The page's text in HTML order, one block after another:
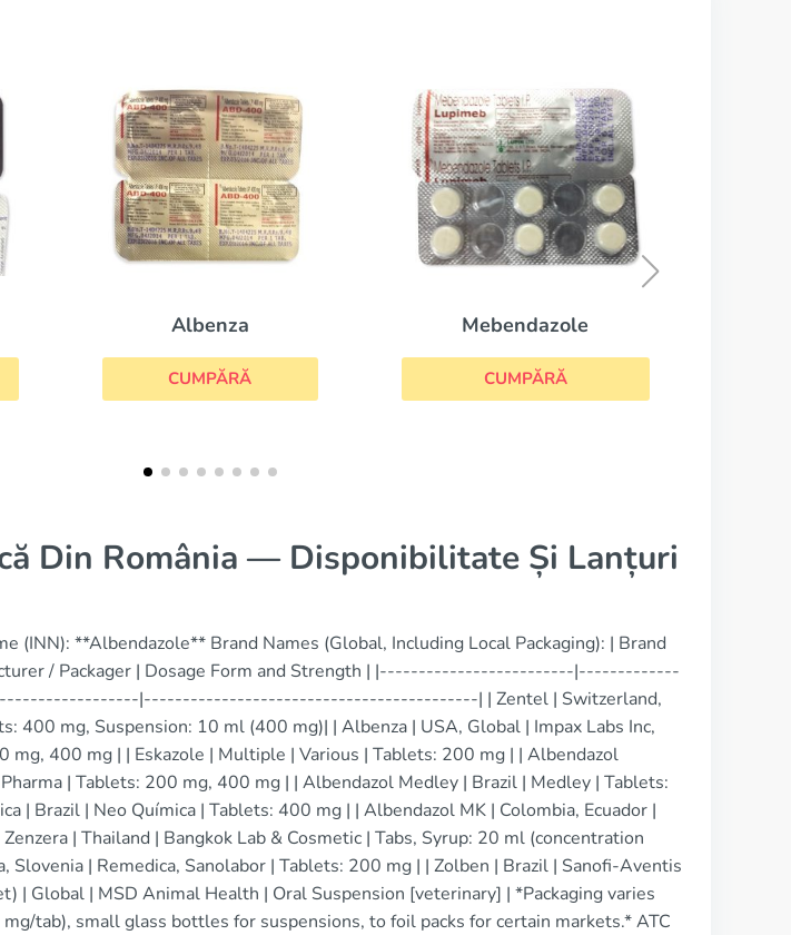
Mebendazole
CUMPĂRĂ
Vermox
Din România — Disponibilitate Și Lanțuri
(INN): **Albendazole** Brand Names (Global, Including Local Packaging): | Brand
/ Packager | Dosage Form and Strength | |-------------------------|-------------
|-------------------------------------------| | Zentel | Switzerland,
400 mg, Suspension: 10 ml (400 mg)| | Albenza | USA, Global | Impax Labs Inc,
mg, 400 mg | | Eskazole | Multiple | Various | Tablets: 200 mg | | Albendazol
| Tablets: 200 mg, 400 mg | | Albendazol Medley | Brazil | Medley | Tablets:
| Brazil | Neo Química | Tablets: 400 mg | | Albendazol MK | Colombia, Ecuador |
| Thailand | Bangkok Lab & Cosmetic | Tabs, Syrup: 20 ml (concentration
Slovenia | Remedica, Sanolabor | Tablets: 200 mg | | Zolben | Brazil | Sanofi-Aventis
| Global | MSD Animal Health | Oral Suspension [veterinary] | *Packaging varies
tab), small glass bottles for suspensions, to foil packs for certain markets.* ATC